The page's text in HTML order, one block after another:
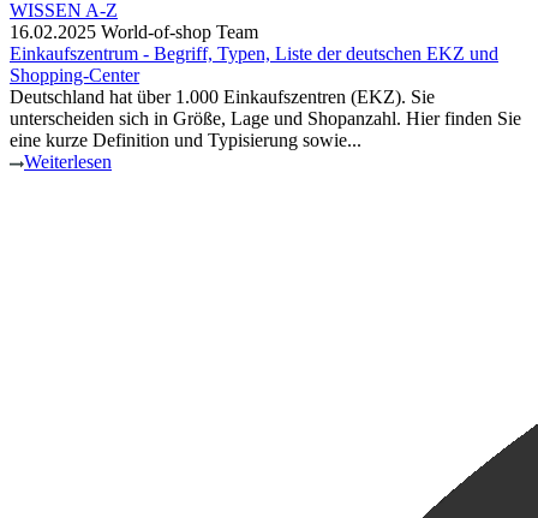
16.02.2025 World-of-shop Team
Einkaufszentrum - Begriff, Typen, Liste der deutschen EKZ und
Shopping-Center
Deutschland hat über 1.000 Einkaufszentren (EKZ). Sie
unterscheiden sich in Größe, Lage und Shopanzahl. Hier finden Sie
eine kurze Definition und Typisierung sowie...
Weiterlesen